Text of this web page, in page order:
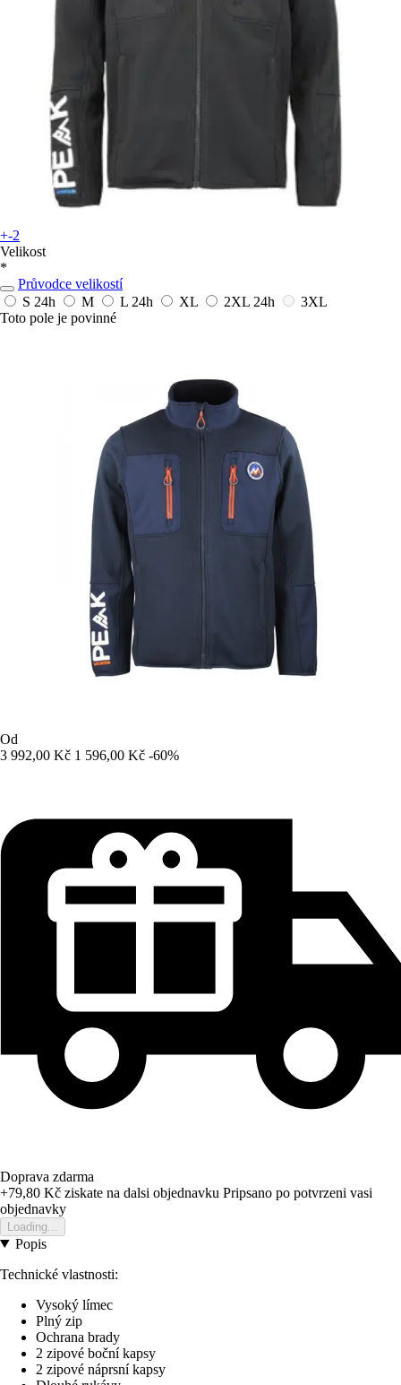
+-2
Velikost
*
Průvodce velikostí
S 24h M L 24h XL 2XL 24h
3XL
Toto pole je povinné
Od
3 992,00 Kč 1 596,00 Kč -60%
Doprava zdarma
+79,80 Kč ziskate na dalsi objednavku Pripsano po potvrzeni vasi
objednavky
Loading...
Popis
Technické vlastnosti:
Vysoký límec
Plný zip
Ochrana brady
2 zipové boční kapsy
2 zipové náprsní kapsy